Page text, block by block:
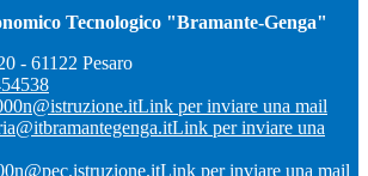
Tecnologico "Bramante-Genga"
- 61122 Pesaro
Link per inviare una mail
Link per inviare una
Link per inviare una mail